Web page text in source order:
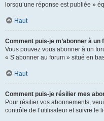
lorsqu’une réponse est publiée »
Haut
Comment puis-je m’abonner à un
Vous pouvez vous abonner à un
« S’abonner au forum » situé en
Haut
Comment puis-je résilier mes
Pour résilier vos abonnements,
contrôle de l’utilisateur et suivre le